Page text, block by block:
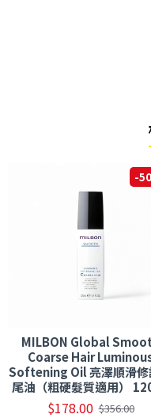
-
MILBON Global
Coarse Hair
Softening Oil 亮澤順滑修
尾油（粗硬髮質適用）
$178.00 $356.00